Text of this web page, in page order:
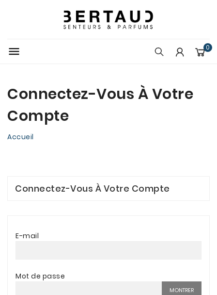
 0
Connectez-Vous À Votre
Compte
Accueil
Connectez-Vous À Votre Compte
E-mail
Mot de passe
MONTRER